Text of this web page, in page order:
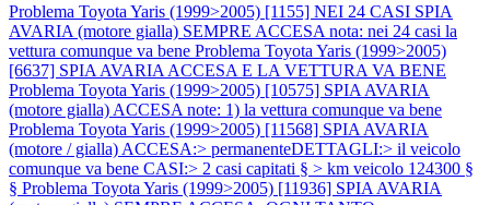
Problema Toyota Yaris (1999>2005) [1155] NEI 24 CASI SPIA
AVARIA (motore gialla) SEMPRE ACCESA nota: nei 24 casi la
vettura comunque va bene Problema Toyota Yaris (1999>2005)
[6637] SPIA AVARIA ACCESA E LA VETTURA VA BENE
Problema Toyota Yaris (1999>2005) [10575] SPIA AVARIA
(motore gialla) ACCESA note: 1) la vettura comunque va bene
Problema Toyota Yaris (1999>2005) [11568] SPIA AVARIA
(motore / gialla) ACCESA:> permanenteDETTAGLI:> il veicolo
comunque va bene CASI:> 2 casi capitati § > km veicolo 124300 §
§ Problema Toyota Yaris (1999>2005) [11936] SPIA AVARIA